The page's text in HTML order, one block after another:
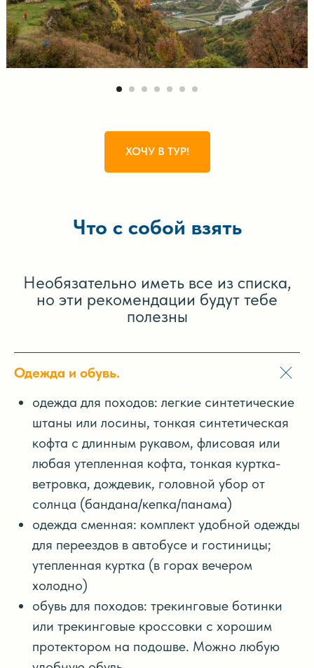
ХОЧУ В ТУР!
Что с собой взять
Необязательно иметь все из списка,
но эти рекомендации будут тебе
полезны
Одежда и обувь.
одежда для походов: легкие синтетические
штаны или лосины, тонкая синтетическая
кофта с длинным рукавом, флисовая или
любая утепленная кофта, тонкая куртка-
ветровка, дождевик, головной убор от
солнца (бандана/кепка/панама)
одежда сменная: комплект удобной одежды
для переездов в автобусе и гостиницы;
утепленная куртка (в горах вечером
холодно)
обувь для походов: трекинговые ботинки
или трекинговые кроссовки с хорошим
протектором на подошве. Можно любую